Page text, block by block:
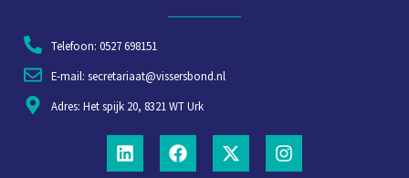
Telefoon: 0527 698151
E-mail: secretariaat@vissersbond.nl
Adres: Het spijk 20, 8321 WT Urk